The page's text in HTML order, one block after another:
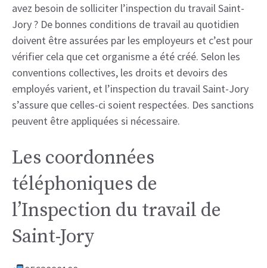
avez besoin de solliciter l’inspection du travail Saint-
Jory ? De bonnes conditions de travail au quotidien
doivent être assurées par les employeurs et c’est pour
vérifier cela que cet organisme a été créé. Selon les
conventions collectives, les droits et devoirs des
employés varient, et l’inspection du travail Saint-Jory
s’assure que celles-ci soient respectées. Des sanctions
peuvent être appliquées si nécessaire.
Les coordonnées
téléphoniques de
l’Inspection du travail de
Saint-Jory